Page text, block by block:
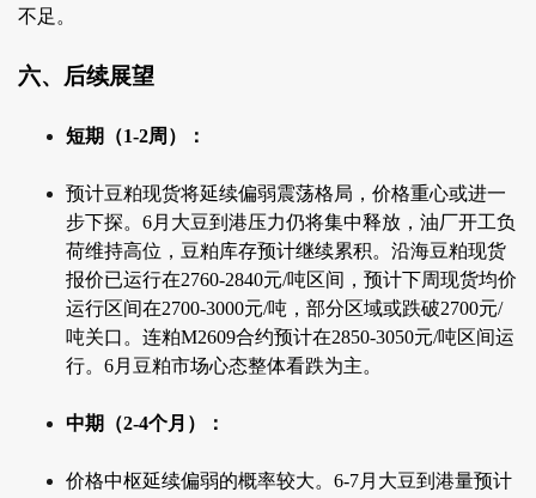
不足。
六、后续展望
短期（1-2周）：
预计豆粕现货将延续偏弱震荡格局，价格重心或进一
步下探。6月大豆到港压力仍将集中释放，油厂开工负
荷维持高位，豆粕库存预计继续累积。沿海豆粕现货
报价已运行在2760-2840元/吨区间，预计下周现货均价
运行区间在2700-3000元/吨，部分区域或跌破2700元/
吨关口。连粕M2609合约预计在2850-3050元/吨区间运
行。6月豆粕市场心态整体看跌为主。
中期（2-4个月）：
价格中枢延续偏弱的概率较大。6-7月大豆到港量预计